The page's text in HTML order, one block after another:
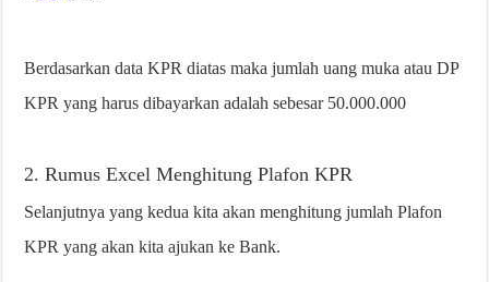
Berdasarkan data KPR diatas maka jumlah uang muka atau DP
KPR yang harus dibayarkan adalah sebesar 50.000.000
2. Rumus Excel Menghitung Plafon KPR
Selanjutnya yang kedua kita akan menghitung jumlah Plafon
KPR yang akan kita ajukan ke Bank.